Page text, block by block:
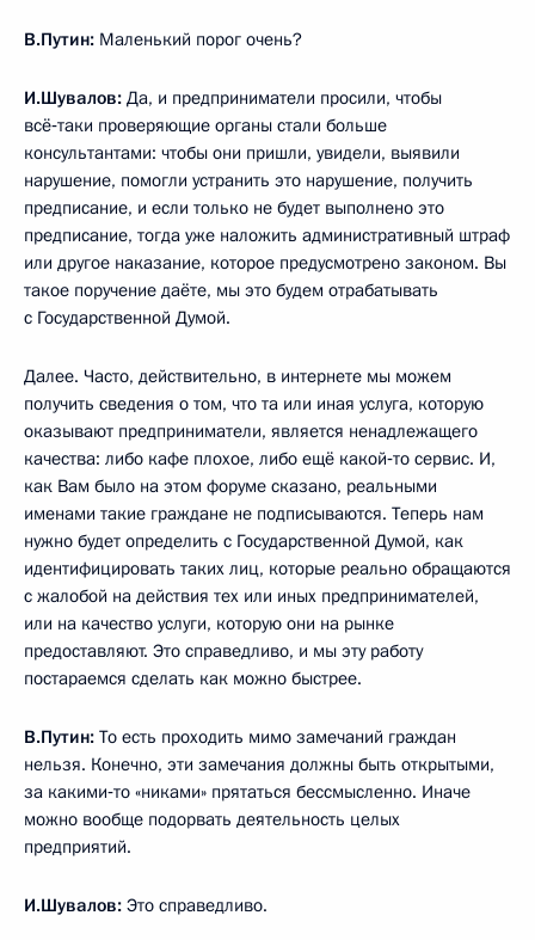
В.Путин: Маленький порог очень?
И.Шувалов: Да, и предприниматели просили, чтобы
всё‑таки проверяющие органы стали больше
консультантами: чтобы они пришли, увидели, выявили
нарушение, помогли устранить это нарушение, получить
предписание, и если только не будет выполнено это
предписание, тогда уже наложить административный штраф
или другое наказание, которое предусмотрено законом. Вы
такое поручение даёте, мы это будем отрабатывать
с Государственной Думой.
Далее. Часто, действительно, в интернете мы можем
получить сведения о том, что та или иная услуга, которую
оказывают предприниматели, является ненадлежащего
качества: либо кафе плохое, либо ещё какой‑то сервис. И,
как Вам было на этом форуме сказано, реальными
именами такие граждане не подписываются. Теперь нам
нужно будет определить с Государственной Думой, как
идентифицировать таких лиц, которые реально обращаются
с жалобой на действия тех или иных предпринимателей,
или на качество услуги, которую они на рынке
предоставляют. Это справедливо, и мы эту работу
постараемся сделать как можно быстрее.
В.Путин: То есть проходить мимо замечаний граждан
нельзя. Конечно, эти замечания должны быть открытыми,
за какими‑то «никами» прятаться бессмысленно. Иначе
можно вообще подорвать деятельность целых
предприятий.
И.Шувалов: Это справедливо.